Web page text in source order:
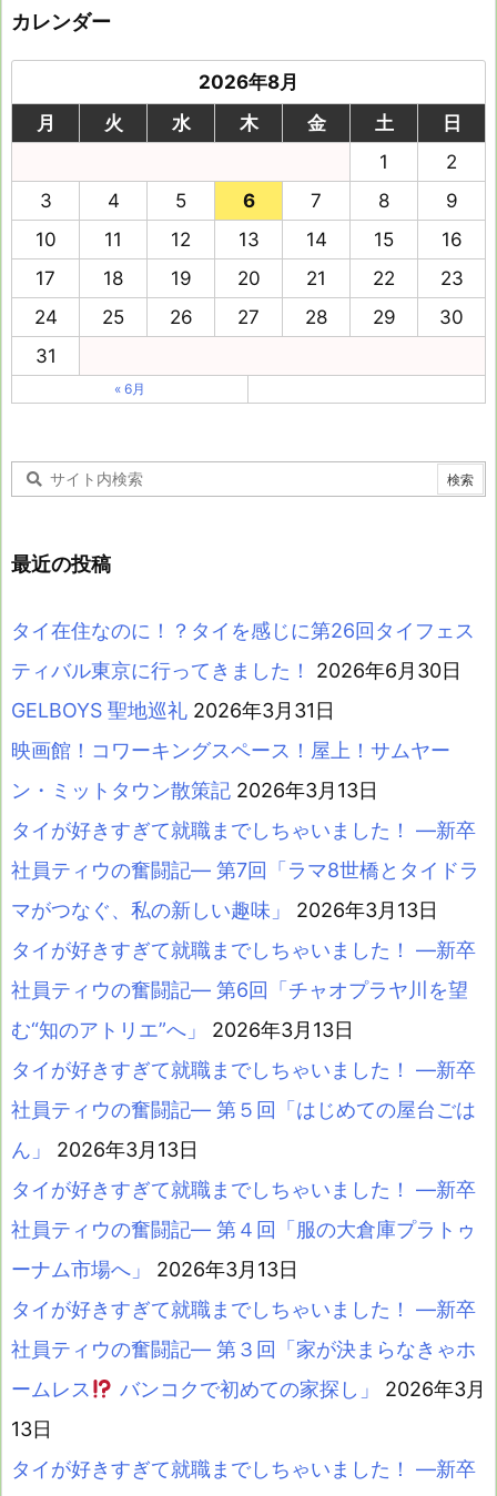
カレンダー
2026年8月
月
火 水 木 金 土
日
1
2
3
4 5 6 7 8
9
10
11 12 13 14 15
16
17
18 19 20 21 22
23
24
25 26 27 28 29
30
31
« 6月
最近の投稿
タイ在住なのに！？タイを感じに第26回タイフェス
ティバル東京に行ってきました！
2026年6月30日
GELBOYS 聖地巡礼 2026年3月31日
映画館！コワーキングスペース！屋上！サムヤー
ン・ミットタウン散策記 2026年3月13日
タイが好きすぎて就職までしちゃいました！ ―新卒
社員ティウの奮闘記― 第7回「ラマ8世橋とタイドラ
マがつなぐ、私の新しい趣味」
2026年3月13日
タイが好きすぎて就職までしちゃいました！ ―新卒
社員ティウの奮闘記― 第6回「チャオプラヤ川を望
む“知のアトリエ”へ」
2026年3月13日
タイが好きすぎて就職までしちゃいました！ ―新卒
社員ティウの奮闘記― 第５回「はじめての屋台ごは
ん」
2026年3月13日
タイが好きすぎて就職までしちゃいました！ ―新卒
社員ティウの奮闘記― 第４回「服の大倉庫プラトゥ
ーナム市場へ」
2026年3月13日
タイが好きすぎて就職までしちゃいました！ ―新卒
社員ティウの奮闘記― 第３回「家が決まらなきゃホ
ームレス
バンコクで初めての家探し」
2026年3月
13日
タイが好きすぎて就職までしちゃいました！ ―新卒